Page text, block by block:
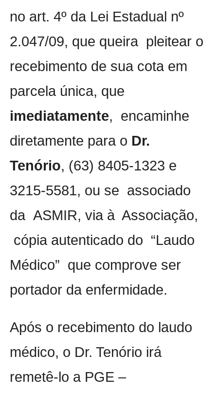
no art. 4º da Lei Estadual nº
2.047/09, que queira pleitear o
recebimento de sua cota em
parcela única, que
imediatamente, encaminhe
diretamente para o Dr.
Tenório, (63) 8405-1323 e
3215-5581, ou se associado
da ASMIR, via à Associação,
cópia autenticado do “Laudo
Médico” que comprove ser
portador da enfermidade.
Após o recebimento do laudo
médico, o Dr. Tenório irá
remetê-lo a PGE –